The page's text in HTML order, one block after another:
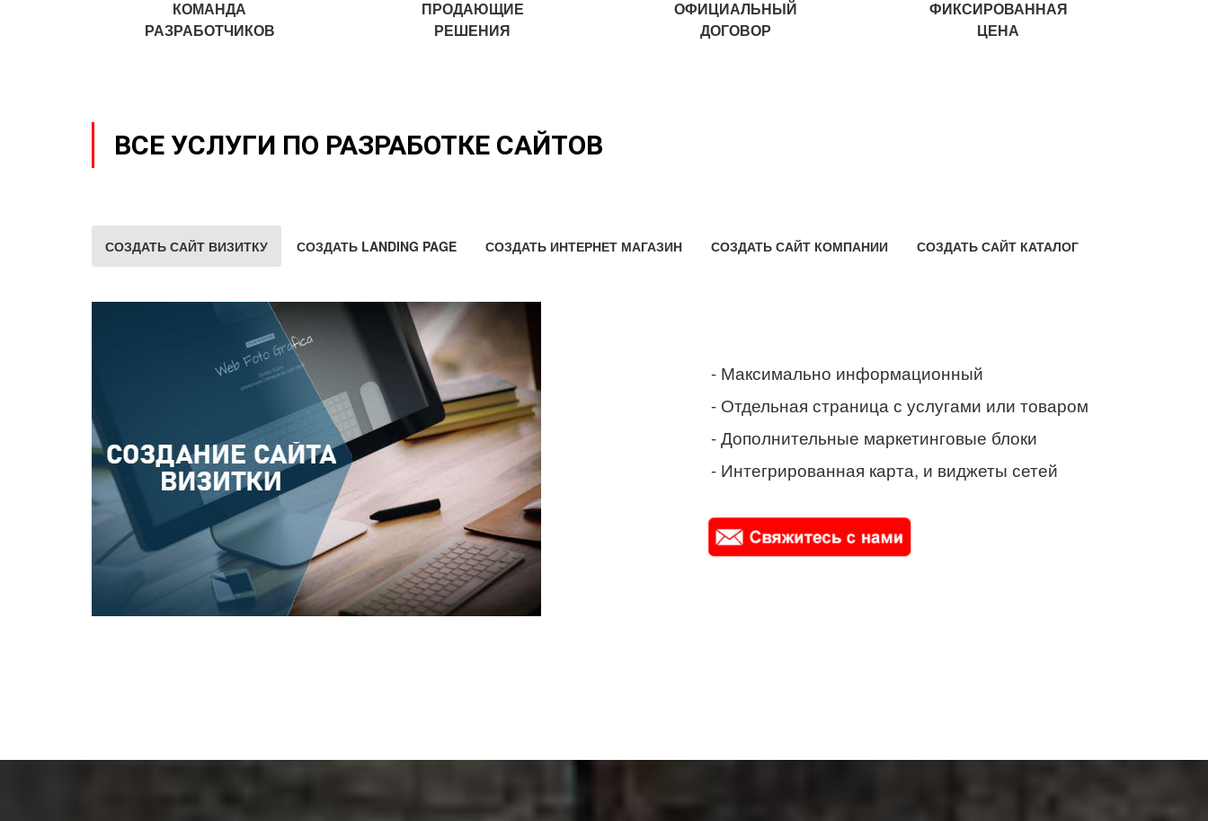
КОМАНДА
РАЗРАБОТЧИКОВ
ПРОДАЮЩИЕ
РЕШЕНИЯ
ОФИЦИАЛЬНЫЙ
ДОГОВОР
ФИКСИРОВАННАЯ
ЦЕНА
ВСЕ УСЛУГИ ПО РАЗРАБОТКЕ САЙТОВ
СОЗДАТЬ САЙТ ВИЗИТКУ СОЗДАТЬ LANDING PAGE СОЗДАТЬ ИНТЕРНЕТ МАГАЗИН СОЗДАТЬ САЙТ КОМПАНИИ СОЗДАТЬ САЙТ КАТАЛОГ
- Максимально информационный
- Отдельная страница с услугами или товаром
- Дополнительные маркетинговые блоки
- Интегрированная карта, и виджеты сетей